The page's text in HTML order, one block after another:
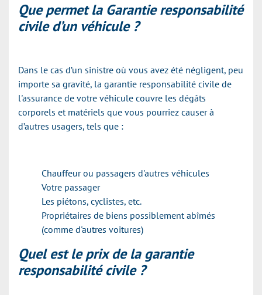
Que permet la Garantie responsabilité
civile d’un véhicule ?
Dans le cas d’un sinistre où vous avez été négligent, peu
importe sa gravité, la garantie responsabilité civile de
l'assurance de votre véhicule couvre les dégâts
corporels et matériels que vous pourriez causer à
d’autres usagers, tels que :
Chauffeur ou passagers d'autres véhicules
Votre passager
Les piétons, cyclistes, etc.
Propriétaires de biens possiblement abîmés
(comme d'autres voitures)
Quel est le prix de la garantie
responsabilité civile ?